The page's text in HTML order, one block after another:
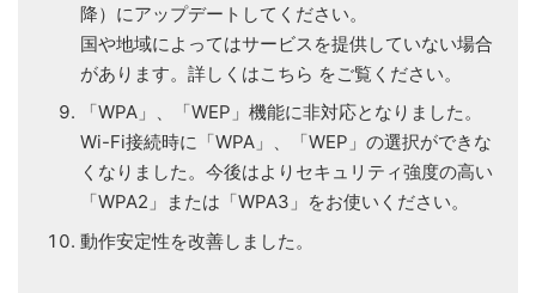
降）にアップデートしてください。
国や地域によってはサービスを提供していない場合
があります。詳しくはこちら をご覧ください。
「WPA」、「WEP」機能に非対応となりました。
Wi-Fi接続時に「WPA」、「WEP」の選択ができな
くなりました。今後はよりセキュリティ強度の高い
「WPA2」または「WPA3」をお使いください。
動作安定性を改善しました。